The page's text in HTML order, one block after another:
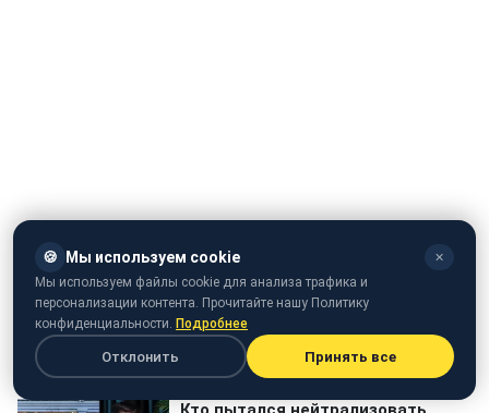
Відео: Марш рівності в Києві пройде 17 червня
🍪 Мы используем cookie ✕
Мы используем файлы cookie для анализа трафика и
персонализации контента. Прочитайте нашу Политику
конфиденциальности. Подробнее
Отклонить Принять все